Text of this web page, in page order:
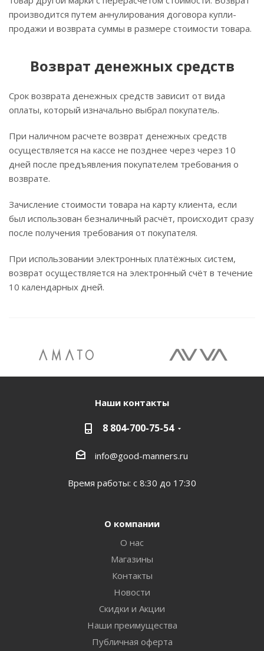
производится путем аннулирования договора купли-
продажи и возврата суммы в размере стоимости товара.
Возврат денежных средств
Срок возврата денежных средств зависит от вида
оплаты, который изначально выбрал покупатель.
При наличном расчете возврат денежных средств
осуществляется на кассе не позднее через через 10
дней после предъявления покупателем требования о
возврате.
Зачисление стоимости товара на карту клиента, если
был использован безналичный расчёт, происходит сразу
после получения требования от покупателя.
При использовании электронных платёжных систем,
возврат осуществляется на электронный счёт в течение
10 календарных дней.
Наши контакты
8 804-700-75-54
info@good-manners.ru
Время работы: с 8:30 до 17:30
О компании
О нас
Магазины
Контакты
Новости
Скидки и Акции
Наши преимущества
Публичная оферта